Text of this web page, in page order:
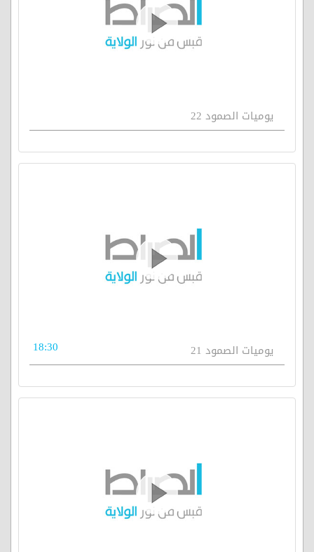
يوميات الصمود 22
يوميات الصمود 21 18:30